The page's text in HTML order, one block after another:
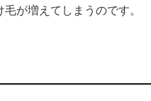
が増えてしまうのです。